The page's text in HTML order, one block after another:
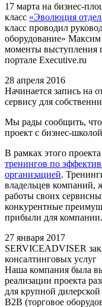
17 марта на бизнес-
класс «Эволюция
класс проводил
оборудование»
моменты выступления
портале Executive.ru
28 апреля 2016
Начинается запись на
сервису для
Мы рады сообщить,
проект с бизнес-
В рамках этого
тренингов по
организацией.
владельцев компаний,
работы своих
конкурентные
прибыли для компании.
27 января 2017
SERVICEADVISER
консалтинговых услуг
Наша компания была
реализации проекта
для крупной
B2B (торговое